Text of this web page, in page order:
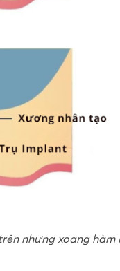
nhưng xoang hàm